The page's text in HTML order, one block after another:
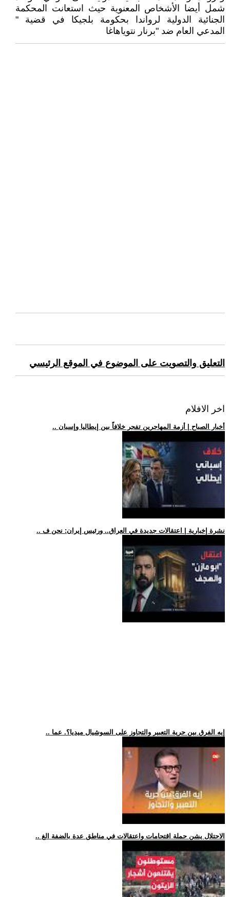
شمل أيضا الأشخاص المعنوية حيث استعانت المحكمة
الجنائية الدولية لرواندا بحكومة بلجيكا في قضية "
المدعي العام ضد "برنار نتوياهاغا
التعليق والتصويت على الموضوع في الموقع الرئيسي
اخر الافلام
.. أخبار الصباح | أزمة المهاجرين تفجر خلافاً بين إيطاليا وإسبان
.. نشرة إخبارية | اعتقالات جديدة في العراق.. ورئيس إيران: نحن ف
.. إيه الفرق بين حرية التعبير والتجاوز على السوشيال ميديا؟. عما
.. الاحتلال يشن حملة اقتحامات واعتقالات في مناطق عدة بالضفة الغ